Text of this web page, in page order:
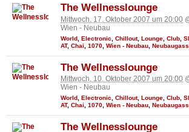
The Wellnesslounge
Mittwoch, 17. Oktober 2007 um 20:00
Wien - Neubau
World Electronic Chillout, Lounge Club
AT, Chai 1070 Wien - Neubau
The Wellnesslounge
Mittwoch, 10. Oktober 2007 um 20:00
Wien - Neubau
World Electronic Chillout, Lounge Club
AT, Chai 1070 Wien - Neubau
The Wellnesslounge